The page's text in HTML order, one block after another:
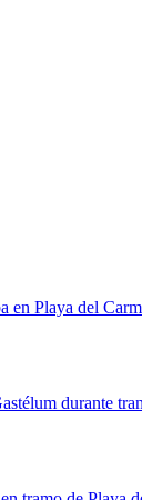
en Playa del
durante